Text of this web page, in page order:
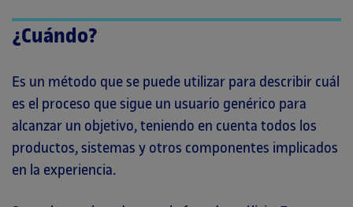
¿Cuándo?
Es un método que se puede utilizar para describir cuál
es el proceso que sigue un usuario genérico para
alcanzar un objetivo, teniendo en cuenta todos los
productos, sistemas y otros componentes implicados
en la experiencia.